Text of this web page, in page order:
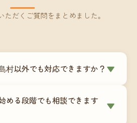
ただくご質問をまとめました。
村以外でも対応できますか？ ▼
チャットツールを使ったオンライ
中心ですので、地域を問わずサ
める段階でも相談できます
▼